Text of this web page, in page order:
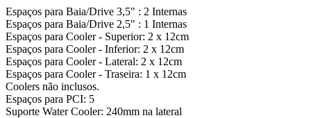
Espaços para Baia/Drive 3,5" : 2 Internas
Espaços para Baia/Drive 2,5" : 1 Internas
Espaços para Cooler - Superior: 2 x 12cm
Espaços para Cooler - Inferior: 2 x 12cm
Espaços para Cooler - Lateral: 2 x 12cm
Espaços para Cooler - Traseira: 1 x 12cm
Coolers não inclusos.
Espaços para PCI: 5
Suporte Water Cooler: 240mm na lateral